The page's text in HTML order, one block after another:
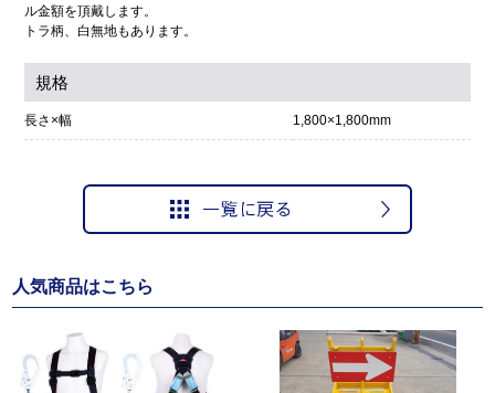
ル金額を頂戴します。
トラ柄、白無地もあります。
規格
長さ×幅 1,800×1,800mm
人気商品はこちら